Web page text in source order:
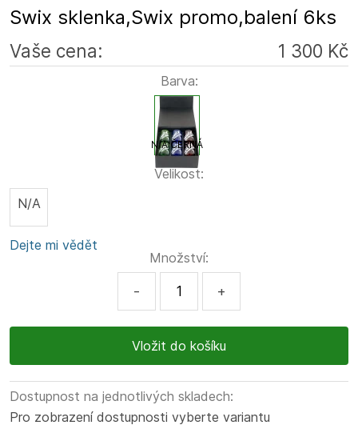
Swix sklenka,Swix promo,balení 6ks
Vaše cena: 1 300 Kč
Barva:
N/A ČERNÁ
Velikost:
N/A
Dejte mi vědět
Množství:
- +
Dostupnost na jednotlivých skladech:
Pro zobrazení dostupnosti vyberte variantu